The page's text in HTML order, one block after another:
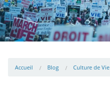
Accueil Blog Culture de Vie